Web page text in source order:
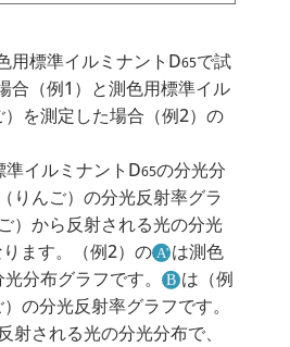
用標準イルミナントD65で試
合（例1）と測色用標準イル
を測定した場合（例2）の
準イルミナントD65の分光分
りんご）の分光反射率グラ
）から反射される光の分光
ります。（例2）の
は測色
分布グラフです。
は（例
の分光反射率グラフです。
射される光の分光分布で、